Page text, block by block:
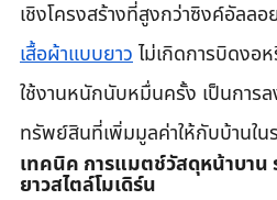
เชิงโครงสร้างที่สูงกว่าซิงค์อัลลอ
เสื้อผ้าแบบยาว ไม่เกิดการบิดงอ
ใช้งานหนักนับหมื่นครั้ง เป็นการ
ทรัพย์สินที่เพิ่มมูลค่าให้กับบ้านในร
เทคนิค การแมตช์วัสดุหน้าบาน
ยาวสไตล์โมเดิร์น